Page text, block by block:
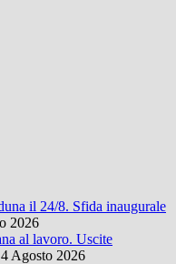
il 24/8. Sfida inaugurale
2026
al lavoro. Uscite
4 Agosto 2026